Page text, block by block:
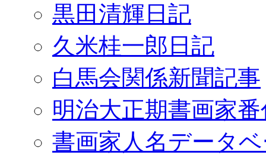
黒田清輝日記
久米桂一郎日記
白馬会関係新聞記事
明治大正期書画家
書画家人名データ